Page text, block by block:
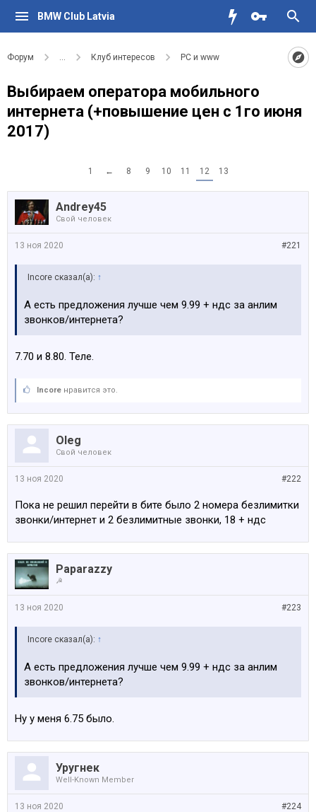
BMW Club Latvia
Форум ... Клуб интересов PC и www
Выбираем оператора мобильного
интернета (+повышение цен с 1го июня
2017)
1 ← 8 9 10 11 12 13
Andrey45
Свой человек
#221
13 ноя 2020
Incore сказал(а): ↑
А есть предложения лучше чем 9.99 + ндс за анлим
звонков/интернета?
7.70 и 8.80. Теле.
Incore нравится это.
Oleg
Свой человек
#222
13 ноя 2020
Пока не решил перейти в бите было 2 номера безлимитки
звонки/интернет и 2 безлимитные звонки, 18 + ндс
Paparazzy
☭
#223
13 ноя 2020
Incore сказал(а): ↑
А есть предложения лучше чем 9.99 + ндс за анлим
звонков/интернета?
Ну у меня 6.75 было.
Уругнек
Well-Known Member
#224
13 ноя 2020